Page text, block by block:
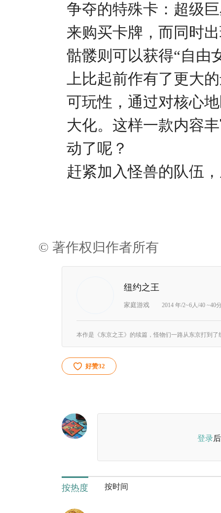
争夺的特殊卡：超级
来购买卡牌，而同时
骷髅则可以获得“自由
上比起前作有了更大
可玩性，通过对核心
大化。这样一款内容
动了呢？
赶紧加入怪兽的队伍
© 著作权归作者所有
纽约之王
家庭游戏 2014 年/2~6人/40 ~40
好赞32
登录
按热度 按时间